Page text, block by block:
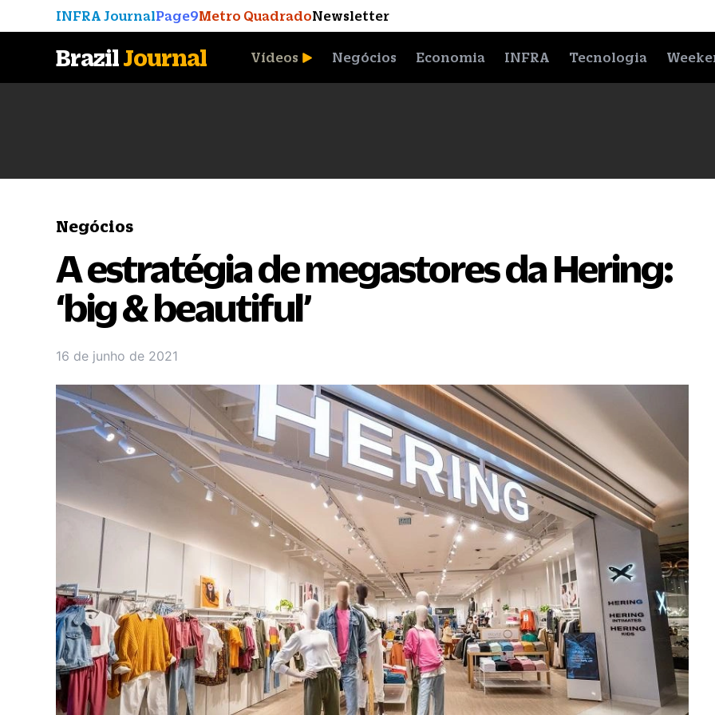
INFRA JournalPage9Metro QuadradoNewsletter
BrazilJournal Vídeos Negócios Economia INFRA Tecnologia
Negócios
A estratégia de megastores da Hering:
‘big & beautiful’
16 de junho de 2021